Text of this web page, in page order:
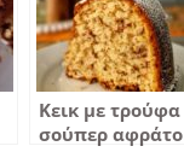
Κεικ με τρούφα
σούπερ αφράτο